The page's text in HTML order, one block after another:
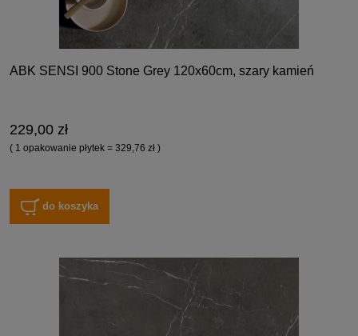
ABK SENSI 900 Stone Grey 120x60cm, szary kamień
229,00 zł
( 1 opakowanie płytek = 329,76 zł )
do koszyka